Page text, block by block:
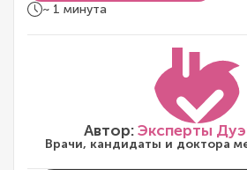
~ 1 минута
Автор:Эксперты
Врачи, кандидаты и доктора